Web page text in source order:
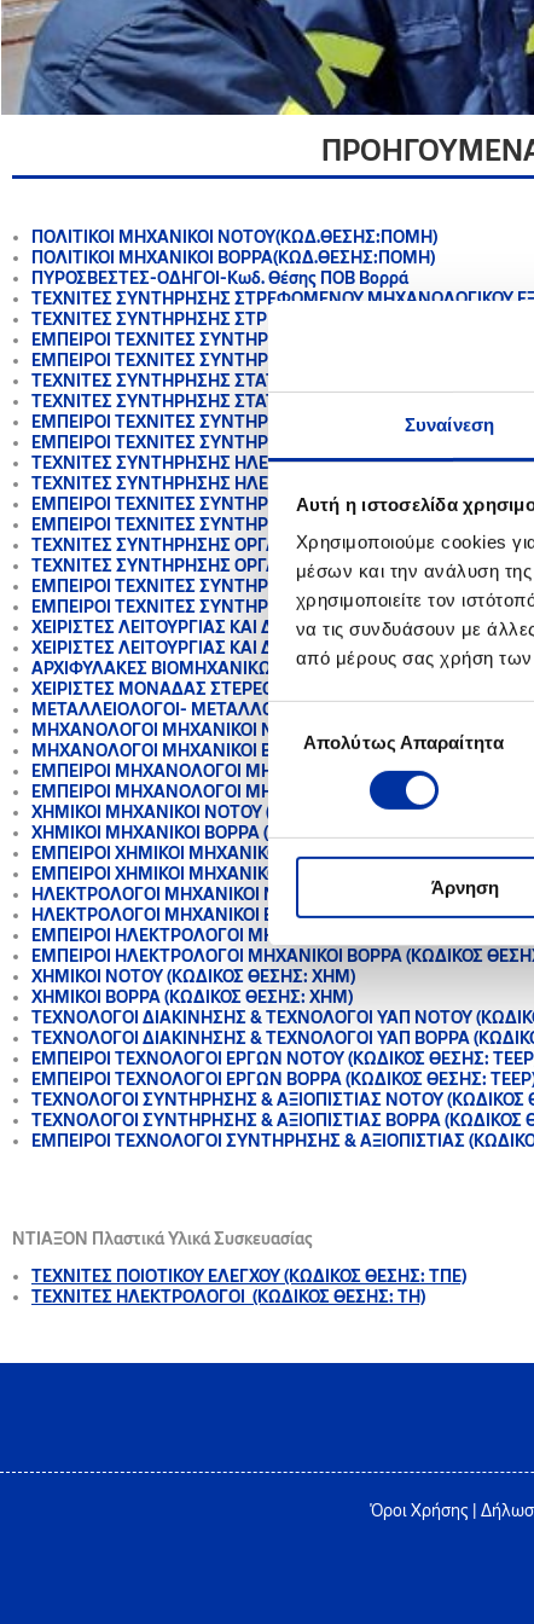
Συναίνεση
Αυτή η ιστοσελίδα
Χρησιμοποιούμε cookies
μέσων και την ανάλυση
χρησιμοποιείτε τον
να τις συνδυάσουν με
από μέρους σας χρήση των
Επιλογή
συγκατάθεσης
Απολύτως Απαραίτητα
Άρνηση
ΠΟΛΙΤΙΚΟΙ ΜΗΧΑΝΙΚΟΙ ΝΟΤΟΥ(ΚΩΔ.ΘΕΣΗΣ:ΠΟΜΗ)
​ΠΟΛΙΤΙΚΟΙ ΜΗΧΑΝΙΚΟΙ ΒΟΡΡΑ(ΚΩΔ.ΘΕΣΗΣ:ΠΟΜΗ)
​ΠΥΡΟΣΒΕΣΤΕΣ-ΟΔΗΓΟΙ-Κωδ. Θέσης ΠΟΒ Βορρά
ΤΕΧΝΙΤΕΣ ΣΥΝΤΗΡΗΣΗΣ ΣΤΡΕΦΟΜΕΝΟΥ ΜΗΧΑΝΟΛΟΓΙΚΟΥ
ΤΕΧΝΙΤΕΣ ΣΥΝΤΗΡΗΣΗΣ ΣΤΡΕΦΟΜΕΝΟΥ ΜΗΧΑΝΟΛΟΓΙΚΟΥ
ΕΜΠΕΙΡΟΙ ΤΕΧΝΙΤΕΣ ΣΥΝΤΗΡΗΣΗΣ ΣΤΡΕΦΟΜΕΝΟΥ
ΕΜΠΕΙΡΟΙ ΤΕΧΝΙΤΕΣ ΣΥΝΤΗΡΗΣΗΣ ΣΤΡΕΦΟΜΕΝΟΥ
ΤΕΧΝΙΤΕΣ ΣΥΝΤΗΡΗΣΗΣ ΣΤΑΤΙΚΟΥ ΜΗΧΑΝΟΛΟΓΙΚΟΥ
ΤΕΧΝΙΤΕΣ ΣΥΝΤΗΡΗΣΗΣ ΣΤΑΤΙΚΟΥ ΜΗΧΑΝΟΛΟΓΙΚΟΥ
ΕΜΠΕΙΡΟΙ ΤΕΧΝΙΤΕΣ ΣΥΝΤΗΡΗΣΗΣ ΣΤΑΤΙΚΟΥ
ΕΜΠΕΙΡΟΙ ΤΕΧΝΙΤΕΣ ΣΥΝΤΗΡΗΣΗΣ ΣΤΑΤΙΚΟΥ
ΤΕΧΝΙΤΕΣ ΣΥΝΤΗΡΗΣΗΣ ΗΛΕΚΤΡΟΛΟΓΙΚΟΥ ΕΞΟΠΛΙΣΜΟΥ –
ΤΕΧΝΙΤΕΣ ΣΥΝΤΗΡΗΣΗΣ ΗΛΕΚΤΡΟΛΟΓΙΚΟΥ ΕΞΟΠΛΙΣΜΟΥ –
ΕΜΠΕΙΡΟΙ ΤΕΧΝΙΤΕΣ ΣΥΝΤΗΡΗΣΗΣ ΗΛΕΚΤΡΟΛΟΓΙΚΟΥ
ΕΜΠΕΙΡΟΙ ΤΕΧΝΙΤΕΣ ΣΥΝΤΗΡΗΣΗΣ ΗΛΕΚΤΡΟΛΟΓΙΚΟΥ
ΤΕΧΝΙΤΕΣ ΣΥΝΤΗΡΗΣΗΣ ΟΡΓΑΝΩΝ - Κωδ. Θέσης ΤΣΟ-1 Νότου
ΤΕΧΝΙΤΕΣ ΣΥΝΤΗΡΗΣΗΣ ΟΡΓΑΝΩΝ - Κωδ. Θέσης ΤΣΟ-1 Βορρά
ΕΜΠΕΙΡΟΙ ΤΕΧΝΙΤΕΣ ΣΥΝΤΗΡΗΣΗΣ ΟΡΓΑΝΩΝ- Κωδ. Θέσης
ΕΜΠΕΙΡΟΙ ΤΕΧΝΙΤΕΣ ΣΥΝΤΗΡΗΣΗΣ ΟΡΓΑΝΩΝ- Κωδ. Θέσης
ΧΕΙΡΙΣΤΕΣ ΛΕΙΤΟΥΡΓΙΑΣ ΚΑΙ ΔΙΑΚΙΝΗΣΗΣ ΝΟΤΟΥ (κωδ. θέσης
ΧΕΙΡΙΣΤΕΣ ΛΕΙΤΟΥΡΓΙΑΣ ΚΑΙ ΔΙΑΚΙΝΗΣΗΣ ΒΟΡΡΑ (κωδ. θέσης
ΑΡΧΙΦΥΛΑΚΕΣ ΒΙΟΜΗΧΑΝΙΚΩΝ ΕΓΚΑΤΑΣΤΑΣΕΩΝ
ΧΕΙΡΙΣΤΕΣ ΜΟΝΑΔΑΣ ΣΤΕΡΕΟΠΟΙΗΣΗΣ ΚΑΙ ΦΟΡΤΩΣΗΣ
ΜΕΤΑΛΛΕΙΟΛΟΓΟΙ- ΜΕΤΑΛΛΟΥΡΓΟΙ ΜΗΧΑΝΙΚΟΙ: (ΚΩΔΙΚΟΣ
ΜΗΧΑΝΟΛΟΓΟΙ ΜΗΧΑΝΙΚΟΙ ΝΟΤΟΥ (ΚΩΔΙΚΟΣ ΘΕΣΗΣ: ΜΗΧΜ-1)
ΜΗΧΑΝΟΛΟΓΟΙ ΜΗΧΑΝΙΚΟΙ ΒΟΡΡΑ (ΚΩΔΙΚΟΣ ΘΕΣΗΣ: ΜΗΧΜ-1
ΕΜΠΕΙΡΟΙ ΜΗΧΑΝΟΛΟΓΟΙ ΜΗΧΑΝΙΚΟΙ ΝΟΤΟΥ (ΚΩΔΙΚΟΣ
ΕΜΠΕΙΡΟΙ ΜΗΧΑΝΟΛΟΓΟΙ ΜΗΧΑΝΙΚΟΙ ΒΟΡΡΑ (ΚΩΔΙΚΟΣ
ΧΗΜΙΚΟΙ ΜΗΧΑΝΙΚΟΙ ΝΟΤΟΥ (ΚΩΔΙΚΟΣ ΘΕΣΗΣ: ΧΗΜΜ-1)
ΧΗΜΙΚΟΙ ΜΗΧΑΝΙΚΟΙ ΒΟΡΡΑ (ΚΩΔΙΚΟΣ ΘΕΣΗΣ: ΧΗΜΜ-1)
ΕΜΠΕΙΡΟΙ ΧΗΜΙΚΟΙ ΜΗΧΑΝΙΚΟΙ ΝΟΤΟΥ (ΚΩΔΙΚΟΣ ΘΕΣΗΣ:
ΕΜΠΕΙΡΟΙ ΧΗΜΙΚΟΙ ΜΗΧΑΝΙΚΟΙ ΒΟΡΡΑ (ΚΩΔΙΚΟΣ ΘΕΣΗΣ:
ΗΛΕΚΤΡΟΛΟΓΟΙ ΜΗΧΑΝΙΚΟΙ ΝΟΤΟΥ (ΚΩΔΙΚΟΣ ΘΕΣΗΣ: ΗΛΜΗ-1)
ΗΛΕΚΤΡΟΛΟΓΟΙ ΜΗΧΑΝΙΚΟΙ ΒΟΡΡΑ (ΚΩΔΙΚΟΣ ΘΕΣΗΣ: ΗΛΜΗ-
ΕΜΠΕΙΡΟΙ ΗΛΕΚΤΡΟΛΟΓΟΙ ΜΗΧΑΝΙΚΟΙ ΝΟΤΟΥ (ΚΩΔΙΚΟΣ
ΕΜΠΕΙΡΟΙ ΗΛΕΚΤΡΟΛΟΓΟΙ ΜΗΧΑΝΙΚΟΙ ΒΟΡΡΑ (ΚΩΔΙΚΟΣ
ΧΗΜΙΚΟΙ ΝΟΤΟΥ (ΚΩΔΙΚΟΣ ΘΕΣΗΣ: ΧΗΜ)
ΧΗΜΙΚΟΙ ΒΟΡΡΑ (ΚΩΔΙΚΟΣ ΘΕΣΗΣ: ΧΗΜ)
ΤΕΧΝΟΛΟΓΟΙ ΔΙΑΚΙΝΗΣΗΣ & ΤΕΧΝΟΛΟΓΟΙ ΥΑΠ ΝΟΤΟΥ
ΤΕΧΝΟΛΟΓΟΙ ΔΙΑΚΙΝΗΣΗΣ & ΤΕΧΝΟΛΟΓΟΙ ΥΑΠ ΒΟΡΡΑ
ΕΜΠΕΙΡΟΙ ΤΕΧΝΟΛΟΓΟΙ ΕΡΓΩΝ ΝΟΤΟΥ (ΚΩΔΙΚΟΣ ΘΕΣΗΣ:
ΕΜΠΕΙΡΟΙ ΤΕΧΝΟΛΟΓΟΙ ΕΡΓΩΝ ΒΟΡΡΑ (ΚΩΔΙΚΟΣ ΘΕΣΗΣ:
ΤΕΧΝΟΛΟΓΟΙ ΣΥΝΤΗΡΗΣΗΣ & ΑΞΙΟΠΙΣΤΙΑΣ ΝΟΤΟΥ (ΚΩΔΙΚΟΣ
ΤΕΧΝΟΛΟΓΟΙ ΣΥΝΤΗΡΗΣΗΣ & ΑΞΙΟΠΙΣΤΙΑΣ ΒΟΡΡΑ (ΚΩΔΙΚΟΣ
ΕΜΠΕΙΡΟΙ ΤΕΧΝΟΛΟΓΟΙ ΣΥΝΤΗΡΗΣΗΣ & ΑΞΙΟΠΙΣΤΙΑΣ
ΝΤΙΑΞΟΝ Πλαστικά Υλικά Συσκευασίας
ΤΕΧΝΙΤΕΣ ΠΟΙΟΤΙΚΟΥ ΕΛΕΓΧΟΥ(ΚΩΔΙΚΟΣ ΘΕΣΗΣ: ΤΠΕ)
ΤΕΧΝΙΤΕΣ ΗΛΕΚΤΡΟΛΟΓΟΙ (ΚΩΔΙΚΟΣ ΘΕΣΗΣ: ΤΗ)
Όροι Χρήσης